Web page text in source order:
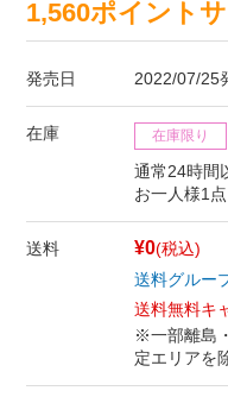
1,560ポイント
発売日 2022/07/25
在庫 在庫限り
通常24時間
お一人様1
送料 ¥0(税込)
送料グルー
送料無料キ
※一部離島
定エリアを